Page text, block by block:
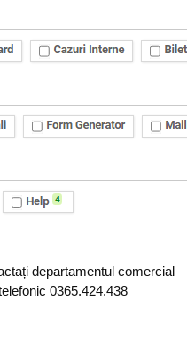
departamentul comercial
0365.424.438